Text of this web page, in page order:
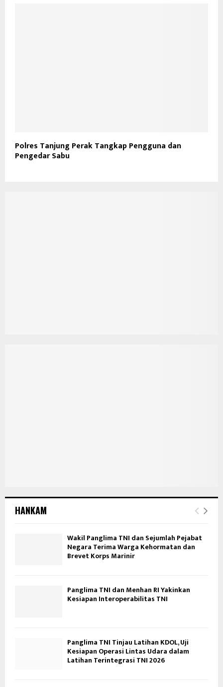
Polres Tanjung Perak Tangkap Pengguna dan
Pengedar Sabu
HANKAM
Wakil Panglima TNI dan Sejumlah Pejabat
Negara Terima Warga Kehormatan dan
Brevet Korps Marinir
Panglima TNI dan Menhan RI Yakinkan
Kesiapan Interoperabilitas TNI
Panglima TNI Tinjau Latihan KDOL, Uji
Kesiapan Operasi Lintas Udara dalam
Latihan Terintegrasi TNI 2026